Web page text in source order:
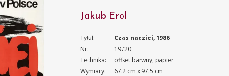
Jakub Erol
Tytuł:
Czas nadziei, 1986
Nr:
19720
Technika:
offset barwny, papier
Wymiary:
67.2 cm x 97.5 cm